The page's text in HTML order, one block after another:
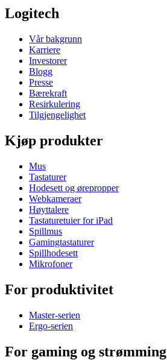
Logitech
Vår bakgrunn
Karriere
Investorer
Blogg
Presse
Bærekraft
Resirkulering
Tilgjengelighet
Kjøp produkter
Mus
Tastaturer
Hodesett og ørepropper
Webkameraer
Høyttalere
Tastaturetuier for iPad
Spillmus
Gamingtastaturer
Spillhodesett
Mikrofoner
For produktivitet
Master-serien
Ergo-serien
For gaming og strømming